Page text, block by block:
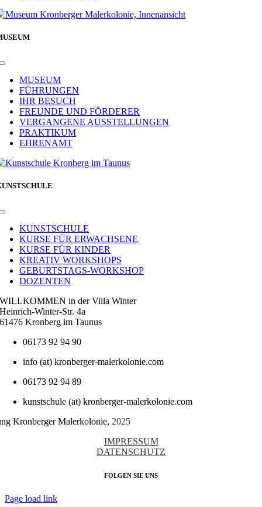
Toggle
NavigationMUSEUM
FÜHRUNGEN
IHR BESUCH
FREUNDE UND FÖRDERER
VERGANGENE AUSSTELLUNGEN
PRAKTIKUM
EHRENAMT
Toggle
NavigationKUNSTSCHULE
KURSE FÜR ERWACHSENE
KURSE FÜR KINDER
KREATIV WORKSHOPS
GEBURTSTAGS-WORKSHOP
DOZENTEN
WILLKOMMEN in der Villa Winter
Heinrich-Winter-Str. 4a
61476 Kronberg im Taunus
06173 92 94 90
info (at) kronberger-malerkolonie.com
06173 92 94 89
kunstschule (at) kronberger-malerkolonie.com
Kronberger Malerkolonie, 2025
IMPRESSUM
DATENSCHUTZ
FOLGEN SIE UNS
Page load link